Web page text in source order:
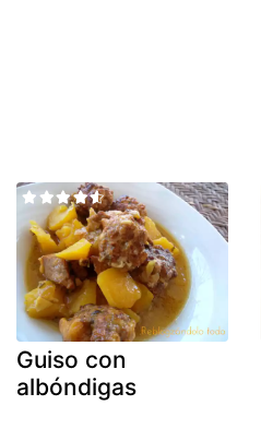
Guiso con
albóndigas